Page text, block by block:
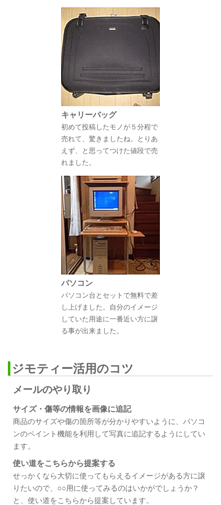
キャリーバッグ
初めて投稿したモノが５分程で
売れて、驚きましたね。とりあ
えず、と思ってつけた値段で売
れました。
パソコン
パソコン台とセットで無料で差
し上げました。自分のイメージ
していた用途に一番近い方に譲
る事が出来ました。
ジモティー活用のコツ
メールのやり取り
サイズ・傷等の情報を画像に追記
商品のサイズや傷の箇所等が分かりやすいように、パソコ
ンのペイント機能を利用して写真に追記するようにしてい
ます。
使い道をこちらから提案する
せっかくなら大切に使ってもらえるイメージがある方に譲
りたいので、○○用に使ってみるのはいかがでしょうか？
と、使い道をこちらから提案しています。